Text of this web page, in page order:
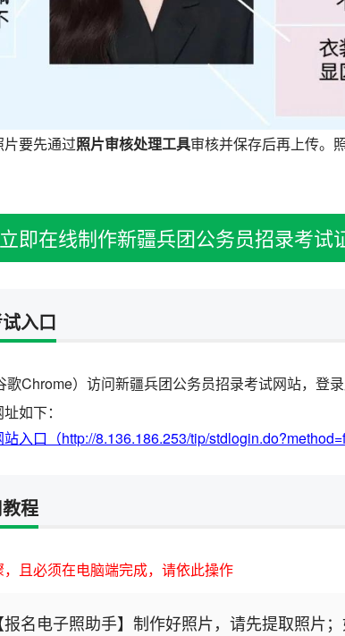
要先通过照片审核处理工具审核并保存后再上传。
立即在线制作新疆兵团公务员招录考试
入口
Chrome）访问新疆兵团公务员招录考试网站，登
如下：
入口（http://8.136.186.253/tip/
程
且必须在电脑端完成，请依此操作
名电子照助手】制作好照片，请先提取照片